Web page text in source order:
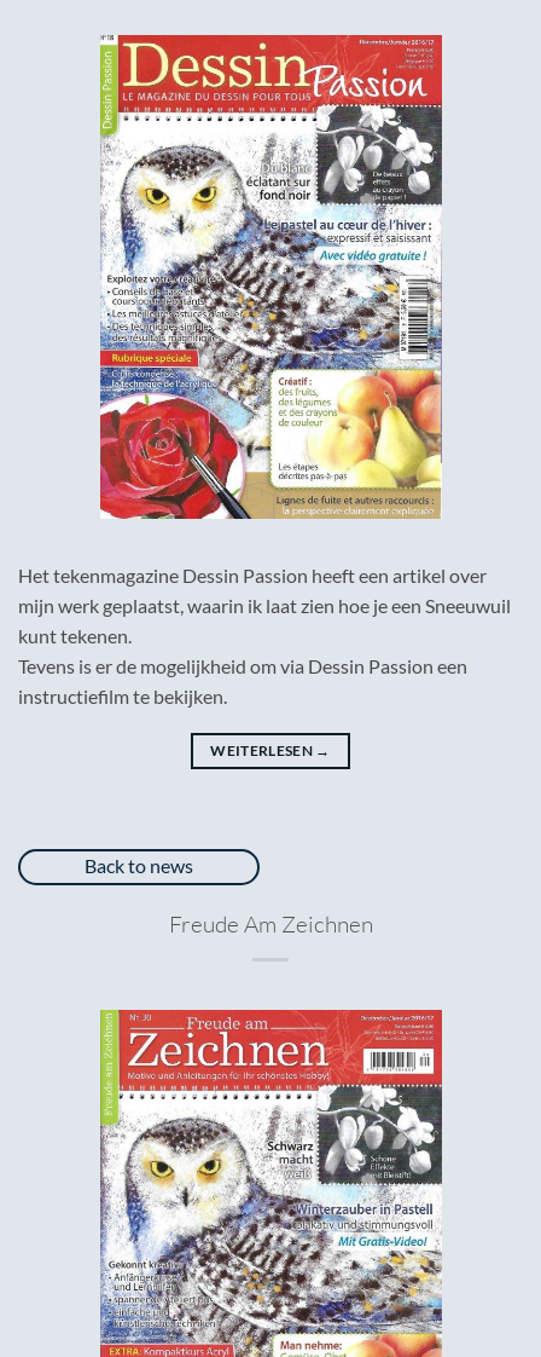
Het tekenmagazine Dessin Passion heeft een artikel over
mijn werk geplaatst, waarin ik laat zien hoe je een Sneeuwuil
kunt tekenen.
Tevens is er de mogelijkheid om via Dessin Passion een
instructiefilm te bekijken.
WEITERLESEN →
Back to news
Freude Am Zeichnen